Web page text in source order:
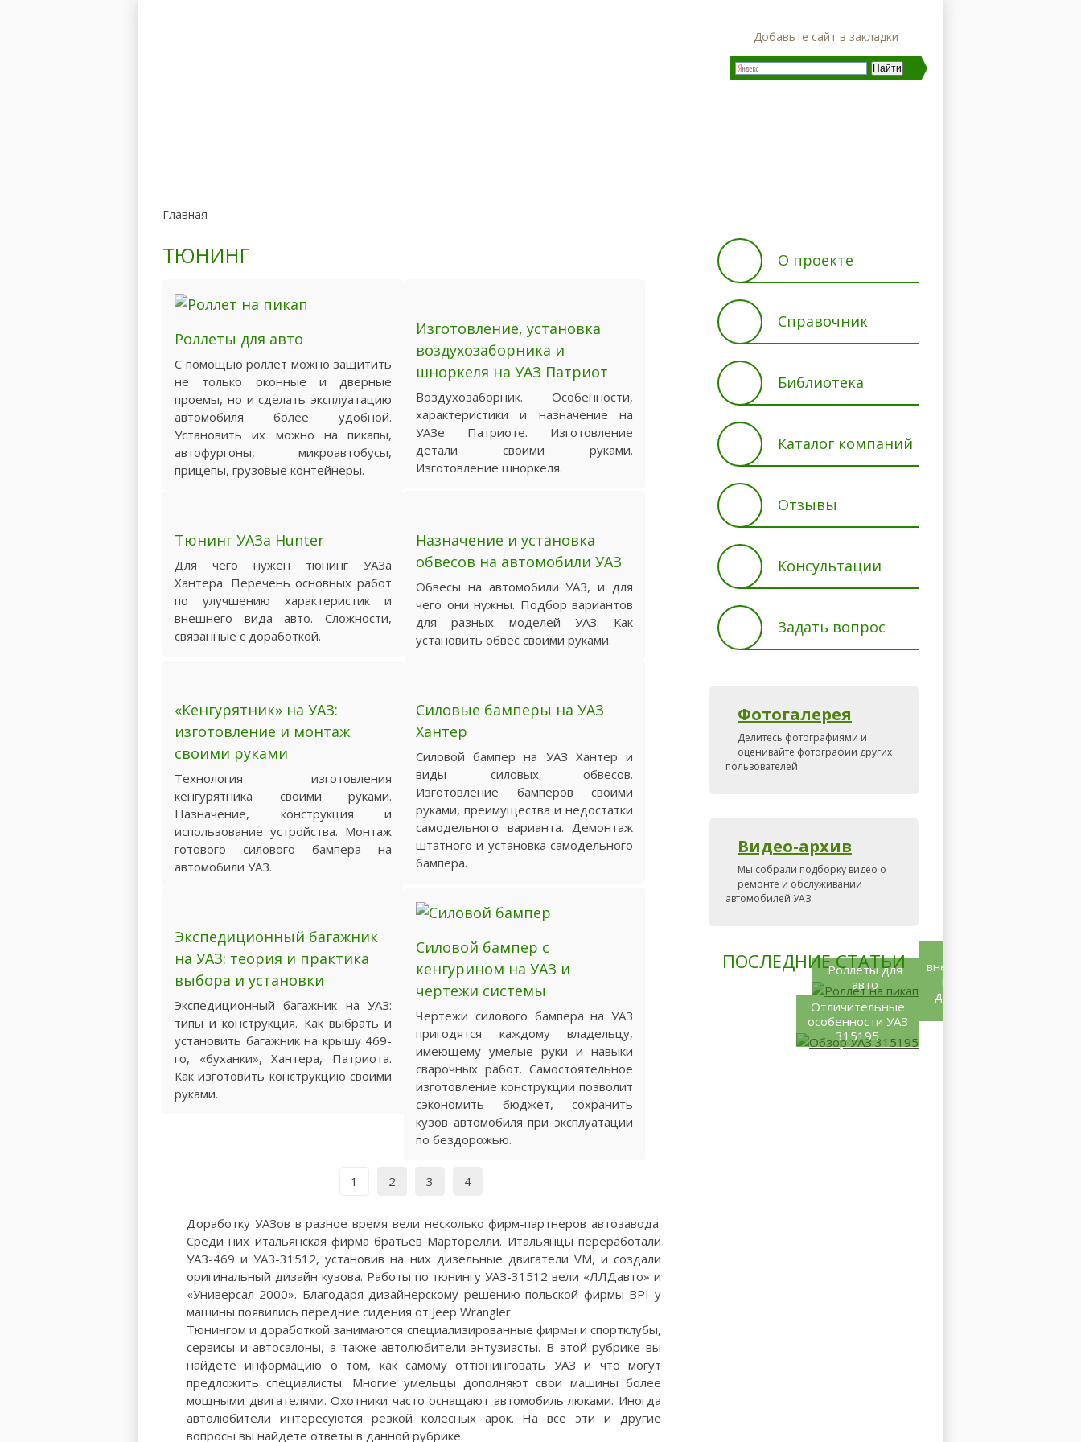
Добавьте сайт в закладки
Главная —
ТЮНИНГ
Роллеты для авто
С помощью роллет можно защитить
не только оконные и дверные
проемы, но и сделать эксплуатацию
автомобиля более удобной.
Установить их можно на пикапы,
автофургоны, микроавтобусы,
прицепы, грузовые контейнеры.
Изготовление, установка
воздухозаборника и
шноркеля на УАЗ Патриот
Воздухозаборник. Особенности,
характеристики и назначение на
УАЗе Патриоте. Изготовление
детали своими руками.
Изготовление шноркеля.
Тюнинг УАЗа Hunter
Для чего нужен тюнинг УАЗа
Хантера. Перечень основных работ
по улучшению характеристик и
внешнего вида авто. Сложности,
связанные с доработкой.
Назначение и установка
обвесов на автомобили УАЗ
Обвесы на автомобили УАЗ, и для
чего они нужны. Подбор вариантов
для разных моделей УАЗ. Как
установить обвес своими руками.
«Кенгурятник» на УАЗ:
изготовление и монтаж
своими руками
Технология изготовления
кенгурятника своими руками.
Назначение, конструкция и
использование устройства. Монтаж
готового силового бампера на
автомобили УАЗ.
Силовые бамперы на УАЗ
Хантер
Силовой бампер на УАЗ Хантер и
виды силовых обвесов.
Изготовление бамперов своими
руками, преимущества и недостатки
самодельного варианта. Демонтаж
штатного и установка самодельного
бампера.
Экспедиционный багажник
на УАЗ: теория и практика
выбора и установки
Экспедиционный багажник на УАЗ:
типы и конструкция. Как выбрать и
установить багажник на крышу 469-
го, «буханки», Хантера, Патриота.
Как изготовить конструкцию своими
руками.
Силовой бампер с
кенгурином на УАЗ и
чертежи системы
Чертежи силового бампера на УАЗ
пригодятся каждому владельцу,
имеющему умелые руки и навыки
сварочных работ. Самостоятельное
изготовление конструкции позволит
сэкономить бюджет, сохранить
кузов автомобиля при эксплуатации
по бездорожью.
1 2 3 4
Доработку УАЗов в разное время вели несколько фирм-партнеров автозавода.
Среди них итальянская фирма братьев Марторелли. Итальянцы переработали
УАЗ-469 и УАЗ-31512, установив на них дизельные двигатели VM, и создали
оригинальный дизайн кузова. Работы по тюнингу УАЗ-31512 вели «ЛЛДавто» и
«Универсал-2000». Благодаря дизайнерскому решению польской фирмы BPI у
машины появились передние сидения от Jeep Wrangler.
Тюнингом и доработкой занимаются специализированные фирмы и спортклубы,
сервисы и автосалоны, а также автолюбители-энтузиасты. В этой рубрике вы
найдете информацию о том, как самому оттюнинговать УАЗ и что могут
предложить специалисты. Многие умельцы дополняют свои машины более
мощными двигателями. Охотники часто оснащают автомобиль люками. Иногда
автолюбители интересуются резкой колесных арок. На все эти и другие
вопросы вы найдете ответы в данной рубрике.
О проекте
Справочник
Библиотека
Каталог компаний
Отзывы
Консультации
Задать вопрос
Фотогалерея
Делитесь фотографиями и
оценивайте фотографии других
пользователей
Видео-архив
Мы собрали подборку видео о
ремонте и обслуживании
автомобилей УАЗ
ПОСЛЕДНИЕ СТАТЬИ
Роллеты для
авто
внедорожник
купить –
дело не из
Отличительные
особенности УАЗ
315195